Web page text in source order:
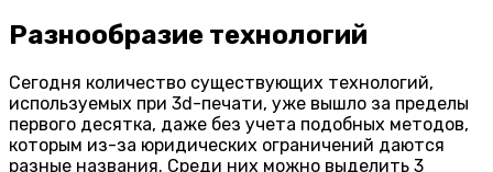
Разнообразие технологий
Сегодня количество существующих технологий,
используемых при 3d-печати, уже вышло за пределы
первого десятка, даже без учета подобных методов,
которым из-за юридических ограничений даются
разные названия. Среди них можно выделить 3